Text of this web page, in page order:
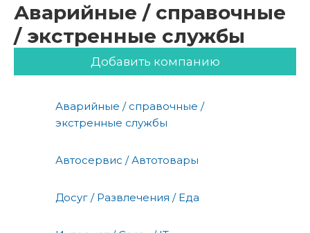
Аварийные / справочные
/ экстренные службы
Добавить компанию
Аварийные / справочные /
экстренные службы
Автосервис / Автотовары
Досуг / Развлечения / Еда